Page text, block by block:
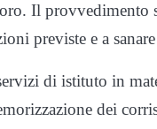
Il provvedimento
previste e a
di istituto in
dei